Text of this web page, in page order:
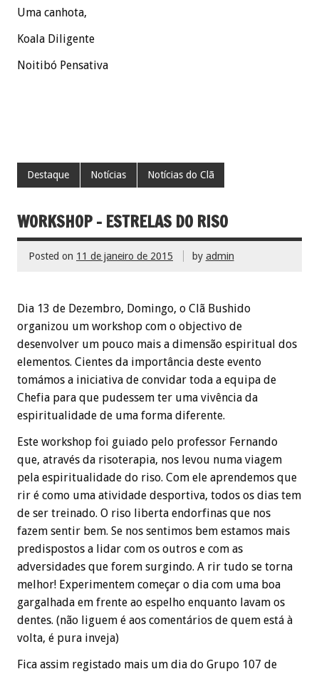
Uma canhota,
Koala Diligente
Noitibó Pensativa
Destaque Notícias Notícias do Clã
WORKSHOP – ESTRELAS DO RISO
Posted on 11 de janeiro de 2015 by admin
Dia 13 de Dezembro, Domingo, o Clã Bushido
organizou um workshop com o objectivo de
desenvolver um pouco mais a dimensão espiritual dos
elementos. Cientes da importância deste evento
tomámos a iniciativa de convidar toda a equipa de
Chefia para que pudessem ter uma vivência da
espiritualidade de uma forma diferente.
Este workshop foi guiado pelo professor Fernando
que, através da risoterapia, nos levou numa viagem
pela espiritualidade do riso. Com ele aprendemos que
rir é como uma atividade desportiva, todos os dias tem
de ser treinado. O riso liberta endorfinas que nos
fazem sentir bem. Se nos sentimos bem estamos mais
predispostos a lidar com os outros e com as
adversidades que forem surgindo. A rir tudo se torna
melhor! Experimentem começar o dia com uma boa
gargalhada em frente ao espelho enquanto lavam os
dentes. (não liguem é aos comentários de quem está à
volta, é pura inveja)
Fica assim registado mais um dia do Grupo 107 de